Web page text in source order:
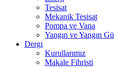
Tesisat
Mekanik Tesisat
Pompa ve Vana
Yangın ve Yangın
Dergi
Kurullarımız
Makale Fihristi